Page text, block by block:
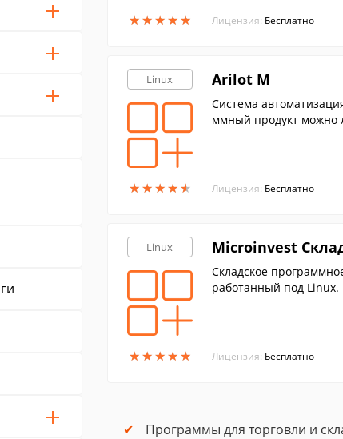
★★★★★
★★★★★ Лицензия: Бесплатно
Linux
★★★★★
★★★★★
Arilot M
Cистема
ммный продукт можно
Лицензия: Бесплатно
Linux
★★★★★
★★★★★
Microinvest
Складское
работанный под
Лицензия: Бесплатно
Программы для торговли и